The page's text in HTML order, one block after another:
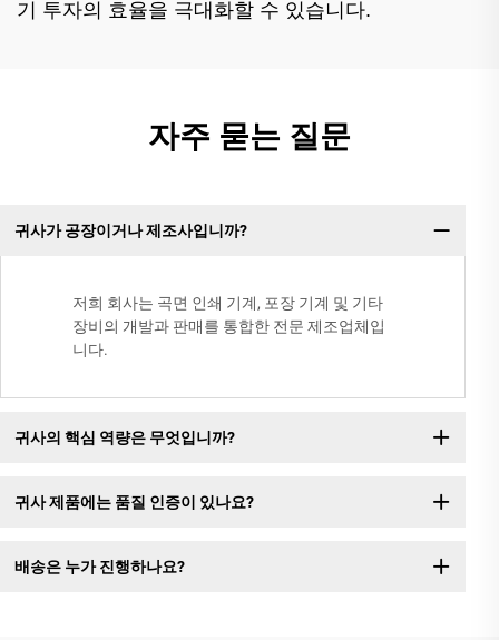
기 투자의 효율을 극대화할 수 있습니다.
자주 묻는 질문
귀사가 공장이거나 제조사입니까?
저희 회사는 곡면 인쇄 기계, 포장 기계 및 기타
장비의 개발과 판매를 통합한 전문 제조업체입
니다.
귀사의 핵심 역량은 무엇입니까?
귀사 제품에는 품질 인증이 있나요?
배송은 누가 진행하나요?